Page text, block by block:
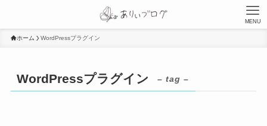
MENU
ホーム WordPressプラグイン
WordPressプラグイン – tag –